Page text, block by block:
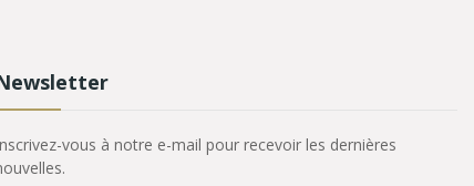
vous à notre e-mail pour recevoir les dernières